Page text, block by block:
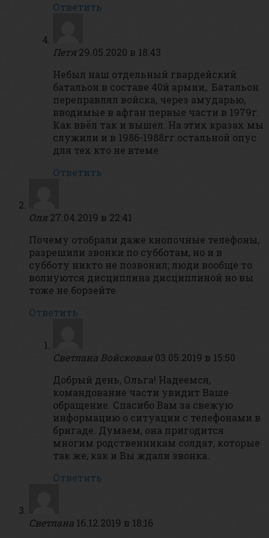
Ответить
Петя 29.05.2020 в 18:43
Небыл наш отдельный гвардейский
батальон в составе 40й армии,. Батальон
переправлял войска, через амударью,
вводимые в афган первые части в 1979г.
Как ввёл так и вышел. На этих кразах мы
служили и в 1986-1988гг.остальной опус
для тех кто не втеме
Ответить
Оля 27.04.2019 в 22:41
Почему отобрали даже кнопочные телефоны,
разрешили звонки по субботам, но и в
субботу никто не позвонил; люди вообще то
волнуются дисциплина дисциплиной но вы
тоже не борзейте
Ответить
Светлана Войсковая 03.05.2019 в 15:50
Добрый день, Ольга! Надеемся,
командование части увидит Ваше
обращение. Спасибо Вам за свежую
информацию о ситуации с телефонами в
бригаде. Думаем, она пригодится
многим родственникам солдат, которые
так же, как и Вы ждали звонка.
Ответить
Светлана 16.12.2019 в 18:16